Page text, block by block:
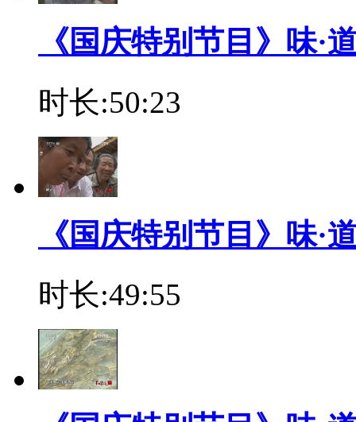
《国庆特别节目》味·
时长:50:23
《国庆特别节目》味·
时长:49:55